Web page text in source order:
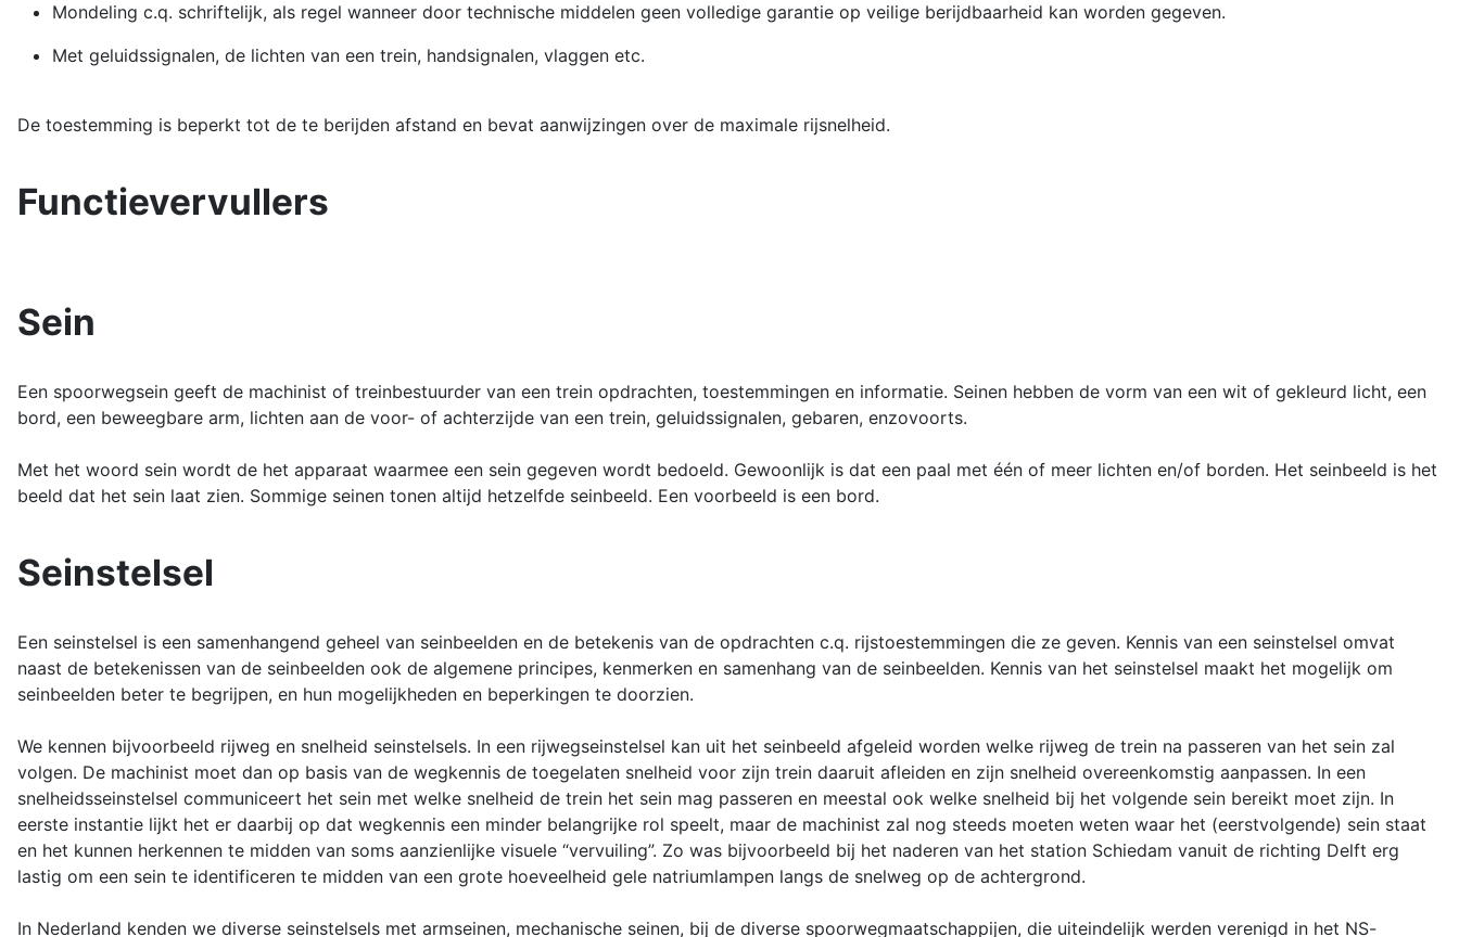
Mondeling c.q. schriftelijk, als regel wanneer door technische middelen geen volledige garantie op veilige berijdbaarheid kan worden gegeven.
Met geluidssignalen, de lichten van een trein, handsignalen, vlaggen etc.
De toestemming is beperkt tot de te berijden afstand en bevat aanwijzingen over de maximale rijsnelheid.
Functievervullers
Sein
Een spoorwegsein geeft de machinist of treinbestuurder van een trein opdrachten, toestemmingen en informatie. Seinen hebben de vorm van een wit of gekleurd licht, een
bord, een beweegbare arm, lichten aan de voor- of achterzijde van een trein, geluidssignalen, gebaren, enzovoorts.
Met het woord sein wordt de het apparaat waarmee een sein gegeven wordt bedoeld. Gewoonlijk is dat een paal met één of meer lichten en/of borden. Het seinbeeld is het
beeld dat het sein laat zien. Sommige seinen tonen altijd hetzelfde seinbeeld. Een voorbeeld is een bord.
Seinstelsel
Een seinstelsel is een samenhangend geheel van seinbeelden en de betekenis van de opdrachten c.q. rijstoestemmingen die ze geven. Kennis van een seinstelsel omvat
naast de betekenissen van de seinbeelden ook de algemene principes, kenmerken en samenhang van de seinbeelden. Kennis van het seinstelsel maakt het mogelijk om
seinbeelden beter te begrijpen, en hun mogelijkheden en beperkingen te doorzien.
We kennen bijvoorbeeld rijweg en snelheid seinstelsels. In een rijwegseinstelsel kan uit het seinbeeld afgeleid worden welke rijweg de trein na passeren van het sein zal
volgen. De machinist moet dan op basis van de wegkennis de toegelaten snelheid voor zijn trein daaruit afleiden en zijn snelheid overeenkomstig aanpassen. In een
snelheidsseinstelsel communiceert het sein met welke snelheid de trein het sein mag passeren en meestal ook welke snelheid bij het volgende sein bereikt moet zijn. In
eerste instantie lijkt het er daarbij op dat wegkennis een minder belangrijke rol speelt, maar de machinist zal nog steeds moeten weten waar het (eerstvolgende) sein staat
en het kunnen herkennen te midden van soms aanzienlijke visuele “vervuiling”. Zo was bijvoorbeeld bij het naderen van het station Schiedam vanuit de richting Delft erg
lastig om een sein te identificeren te midden van een grote hoeveelheid gele natriumlampen langs de snelweg op de achtergrond.
In Nederland kenden we diverse seinstelsels met armseinen, mechanische seinen, bij de diverse spoorwegmaatschappijen, die uiteindelijk werden verenigd in het NS-